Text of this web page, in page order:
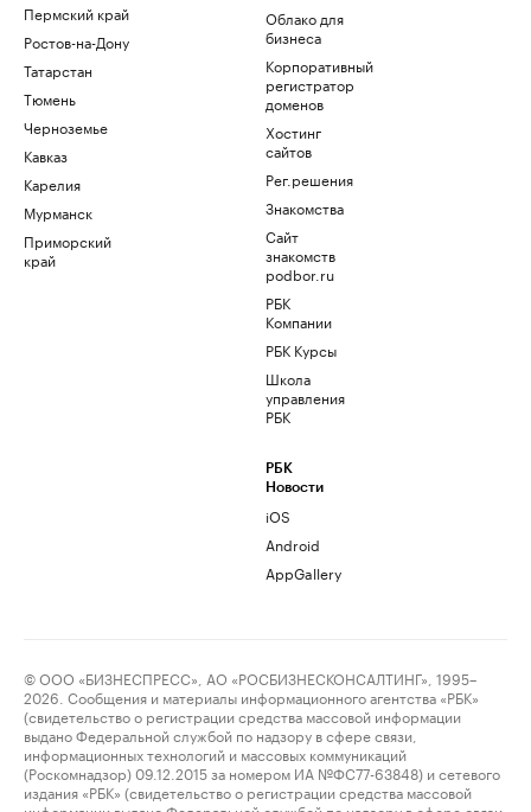
Пермский край
Ростов-на-Дону
Татарстан
Тюмень
Черноземье
Кавказ
Карелия
Мурманск
Приморский
край
Облако для
бизнеса
Корпоративный
регистратор
доменов
Хостинг
сайтов
Рег.решения
Знакомства
Сайт
знакомств
podbor.ru
РБК
Компании
РБК Курсы
Школа
управления
РБК
РБК
Новости
iOS
Android
AppGallery
© ООО «БИЗНЕСПРЕСС», АО «РОСБИЗНЕСКОНСАЛТИНГ», 1995–
2026. Сообщения и материалы информационного агентства «РБК»
(свидетельство о регистрации средства массовой информации
выдано Федеральной службой по надзору в сфере связи,
информационных технологий и массовых коммуникаций
(Роскомнадзор) 09.12.2015 за номером ИА №ФС77-63848) и сетевого
издания «РБК» (свидетельство о регистрации средства массовой